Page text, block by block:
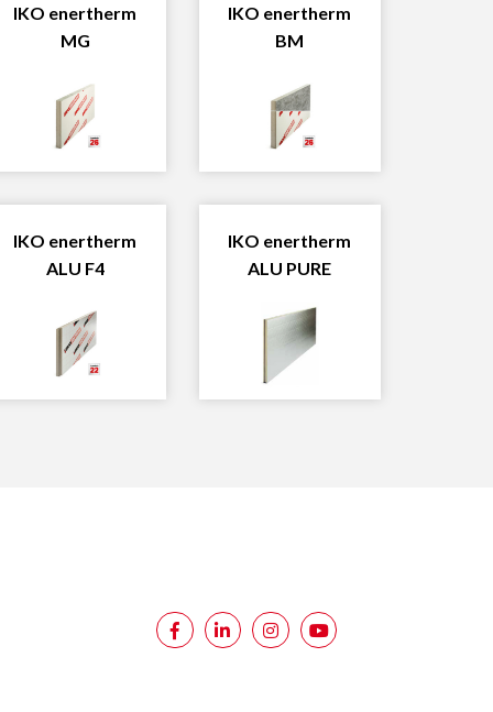
IKO enertherm
MG
IKO enertherm
BM
IKO enertherm
ALU F4
IKO enertherm
ALU PURE